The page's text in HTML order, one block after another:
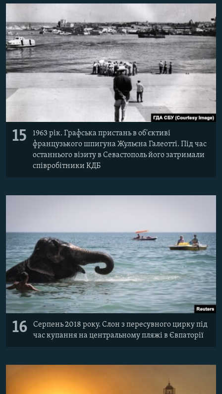
15
1963 рік. Графська пристань в об'єктиві
французького шпигуна Жульєна Галеотті. Під час
останнього візиту в Севастополь його затримали
співробітники КДБ
16
Серпень 2018 року. Слон з пересувного цирку під
час купання на центральному пляжі в Євпаторії